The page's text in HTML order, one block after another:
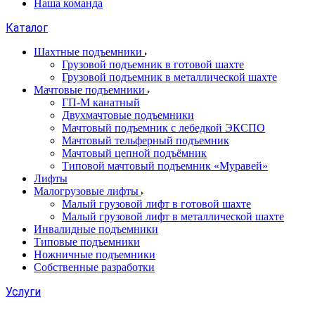
Наша команда
Каталог
Шахтные подъемники
Грузовой подъемник в готовой шахте
Грузовой подъемник в металлической шахте
Мачтовые подъемники
ГП-М канатный
Двухмачтовые подъемники
Мачтовый подъемник с лебедкой ЭКСПО
Мачтовый тельферный подъемник
Мачтовый цепной подъёмник
Типовой мачтовый подъемник «Муравей»
Лифты
Малогрузовые лифты
Малый грузовой лифт в готовой шахте
Малый грузовой лифт в металлической шахте
Инвалидные подъемники
Типовые подъемники
Ножничные подъемники
Собственные разработки
Услуги